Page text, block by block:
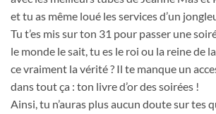
et tu as même loué les services d’un
Tu t’es mis sur ton 31 pour passer une
le monde le sait, tu es le roi ou la reine de
ce vraiment la vérité ? Il te manque un
dans tout ça : ton livre d’or des soirées !
Ainsi, tu n’auras plus aucun doute sur tes